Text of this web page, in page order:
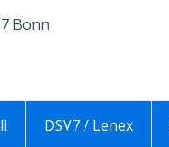
Bonn
DSV7 / Lenex